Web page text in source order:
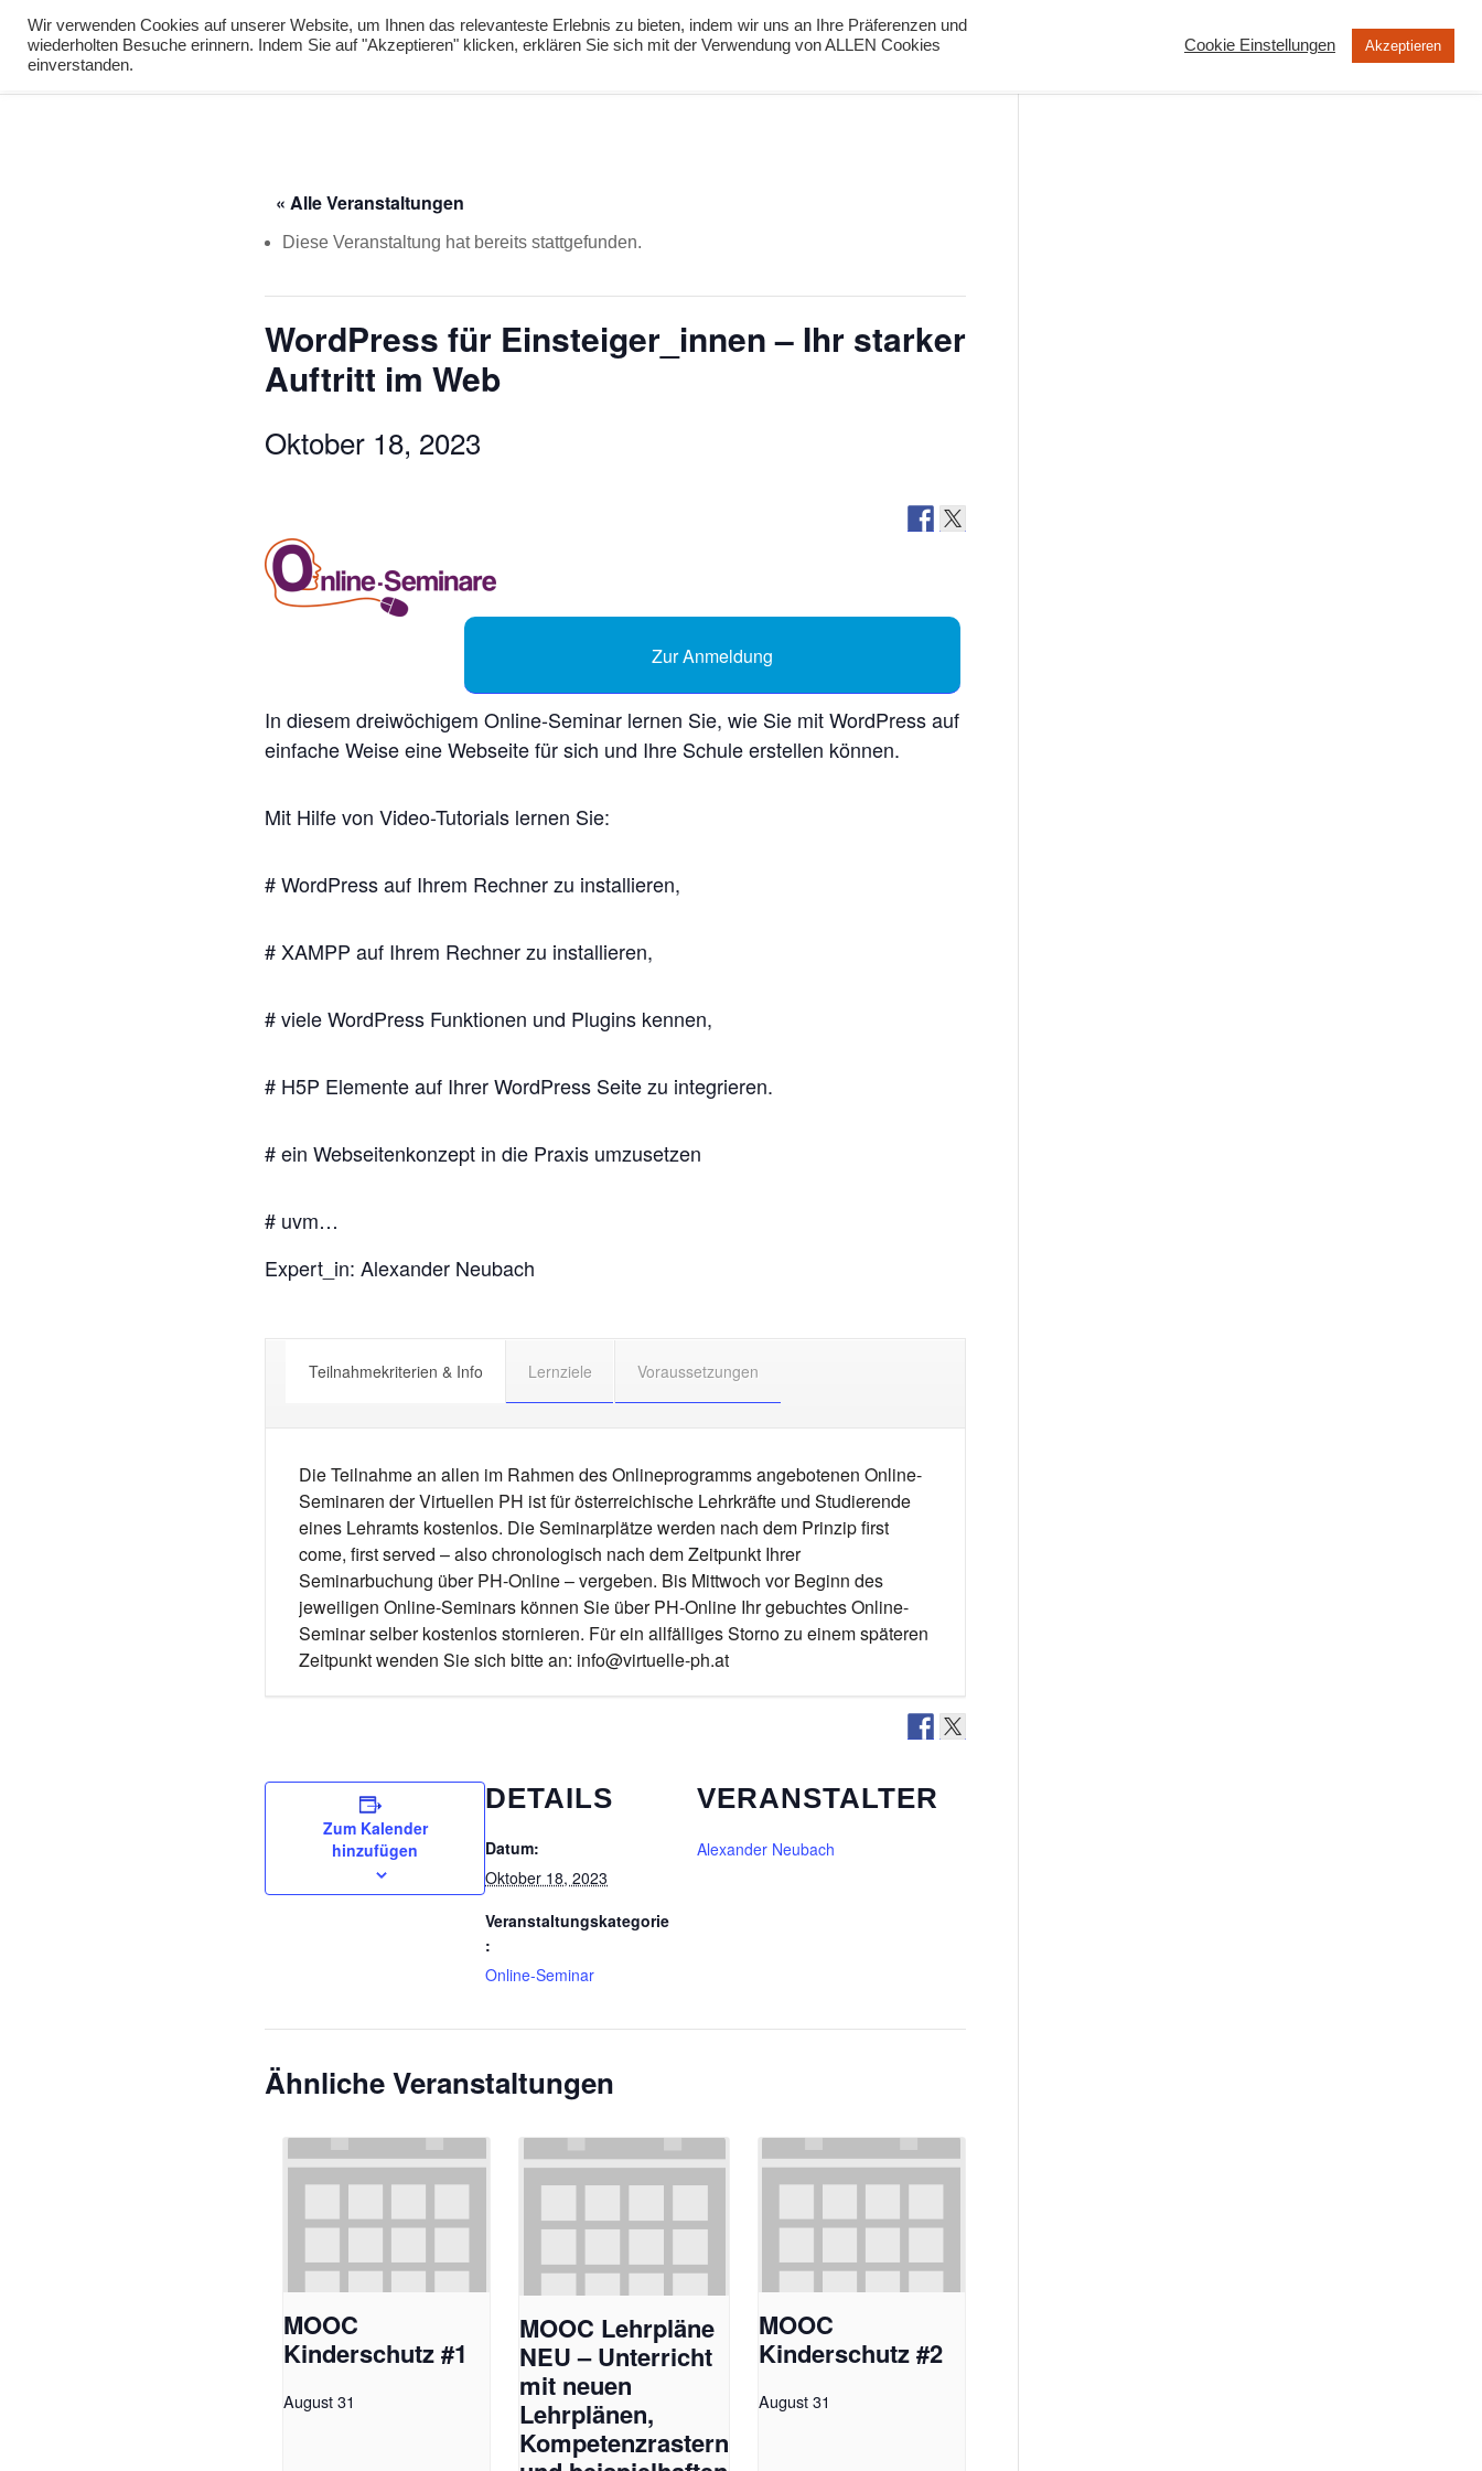
info@virtuelle-ph.at
« Alle Veranstaltungen
Diese Veranstaltung hat bereits stattgefunden.
WordPress für Einsteiger_innen – Ihr starker
Auftritt im Web
Oktober 18, 2023
Zur Anmeldung
In diesem dreiwöchigem Online-Seminar lernen Sie, wie Sie mit WordPress auf
einfache Weise eine Webseite für sich und Ihre Schule erstellen können.
Mit Hilfe von Video-Tutorials lernen Sie:
# WordPress auf Ihrem Rechner zu installieren,
# XAMPP auf Ihrem Rechner zu installieren,
# viele WordPress Funktionen und Plugins kennen,
# H5P Elemente auf Ihrer WordPress Seite zu integrieren.
# ein Webseitenkonzept in die Praxis umzusetzen
# uvm…
Expert_in: Alexander Neubach
Teilnahmekriterien & Info Lernziele Voraussetzungen
Die Teilnahme an allen im Rahmen des Onlineprogramms angebotenen Online-
Seminaren der Virtuellen PH ist für österreichische Lehrkräfte und Studierende
eines Lehramts kostenlos. Die Seminarplätze werden nach dem Prinzip first
come, first served – also chronologisch nach dem Zeitpunkt Ihrer
Seminarbuchung über PH-Online – vergeben. Bis Mittwoch vor Beginn des
jeweiligen Online-Seminars können Sie über PH-Online Ihr gebuchtes Online-
Seminar selber kostenlos stornieren. Für ein allfälliges Storno zu einem späteren
Zeitpunkt wenden Sie sich bitte an: info@virtuelle-ph.at
Zum Kalender
hinzufügen
DETAILS
Datum:
Oktober 18, 2023
Veranstaltungskategorie
:
Online-Seminar
VERANSTALTER
Alexander Neubach
Ähnliche Veranstaltungen
MOOC
Kinderschutz #1
August 31
MOOC Lehrpläne
NEU – Unterricht
mit neuen
Lehrplänen,
Kompetenzrastern
MOOC
Kinderschutz #2
August 31
Wir verwenden Cookies auf unserer Website, um Ihnen das relevanteste Erlebnis zu bieten, indem wir uns an Ihre Präferenzen und
wiederholten Besuche erinnern. Indem Sie auf "Akzeptieren" klicken, erklären Sie sich mit der Verwendung von ALLEN Cookies
einverstanden.
Cookie Einstellungen Akzeptieren